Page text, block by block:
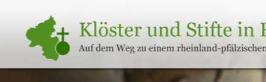
Klöster
und
Stifte
in
Rheinland-